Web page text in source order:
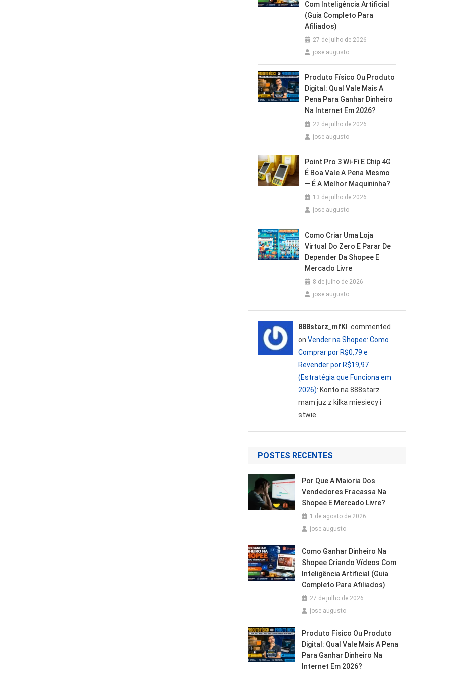
Com Inteligência Artificial
(Guia Completo Para
Afiliados)
27 de julho de 2026
jose augusto
Produto Físico Ou Produto
Digital: Qual Vale Mais A
Pena Para Ganhar Dinheiro
Na Internet Em 2026?
22 de julho de 2026
jose augusto
Point Pro 3 Wi‑Fi E Chip 4G
É Boa Vale A Pena Mesmo
— É A Melhor Maquininha?
13 de julho de 2026
jose augusto
Como Criar Uma Loja
Virtual Do Zero E Parar De
Depender Da Shopee E
Mercado Livre
8 de julho de 2026
jose augusto
888starz_mfKl
commented
on Vender na Shopee: Como
Comprar por R$0,79 e
Revender por R$19,97
(Estratégia que Funciona em
2026): Konto na 888starz
mam juz z kilka miesiecy i
stwie
POSTES RECENTES
Por Que A Maioria Dos
Vendedores Fracassa Na
Shopee E Mercado Livre?
1 de agosto de 2026
jose augusto
Como Ganhar Dinheiro Na
Shopee Criando Vídeos Com
Inteligência Artificial (Guia
Completo Para Afiliados)
27 de julho de 2026
jose augusto
Produto Físico Ou Produto
Digital: Qual Vale Mais A Pena
Para Ganhar Dinheiro Na
Internet Em 2026?